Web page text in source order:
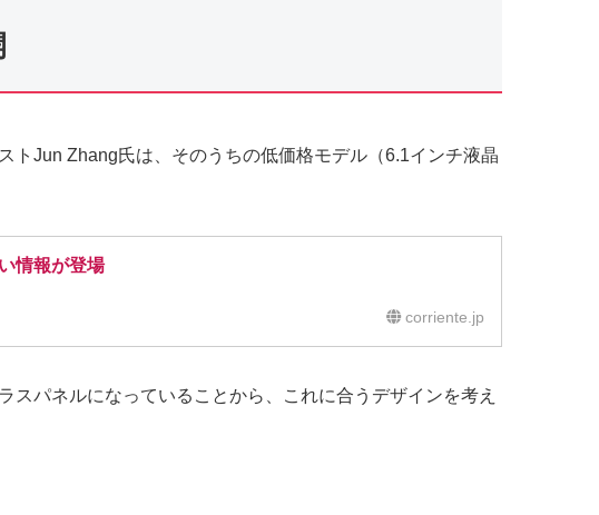
トJun Zhang氏は、そのうちの低価格モデル（6.1インチ液晶
情報が登場
corriente.jp
パネルになっていることから、これに合うデザインを考え